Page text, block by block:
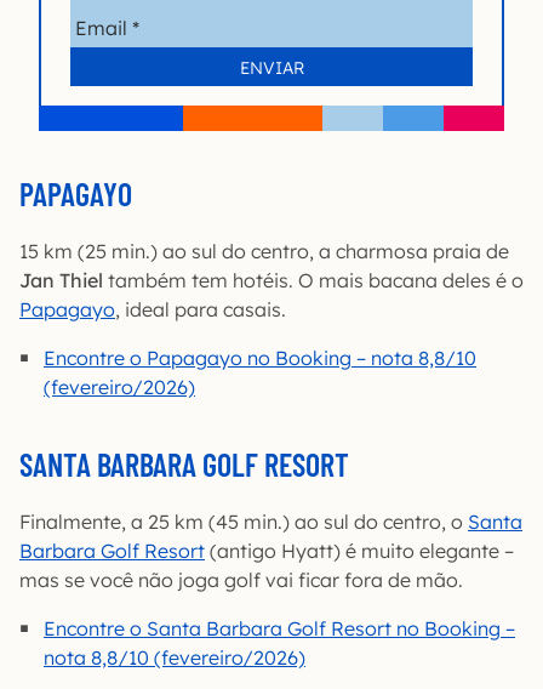
PAPAGAYO
15 km (25 min.) ao sul do centro, a charmosa praia de
Jan Thiel também tem hotéis. O mais bacana deles é o
Papagayo, ideal para casais.
Encontre o Papagayo no Booking – nota 8,8/10
(fevereiro/2026)
SANTA BARBARA GOLF RESORT
Finalmente, a 25 km (45 min.) ao sul do centro, o Santa
Barbara Golf Resort (antigo Hyatt) é muito elegante –
mas se você não joga golf vai ficar fora de mão.
Encontre o Santa Barbara Golf Resort no Booking –
nota 8,8/10 (fevereiro/2026)